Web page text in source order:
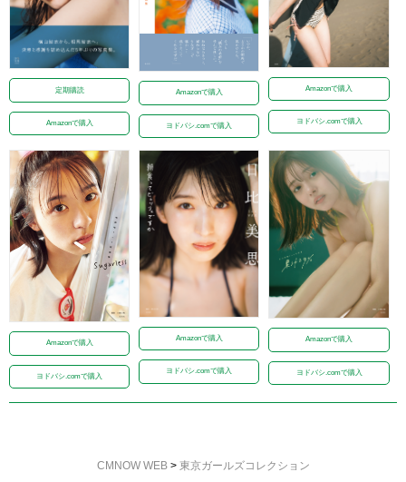
定期購読
Amazonで購入
Amazonで購入
ヨドバシ.comで購入
Amazonで購入
ヨドバシ.comで購入
Amazonで購入
ヨドバシ.comで購入
Amazonで購入
ヨドバシ.comで購入
Amazonで購入
ヨドバシ.comで購入
CMNOW WEB> 東京ガールズコレクション